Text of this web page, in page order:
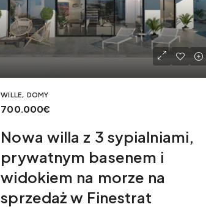
WILLE, DOMY
700.000€
Nowa willa z 3 sypialniami,
prywatnym basenem i
widokiem na morze na
sprzedaż w Finestrat